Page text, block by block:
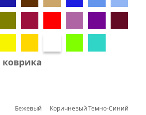
Бежевый КоричневыйТемно-Синий